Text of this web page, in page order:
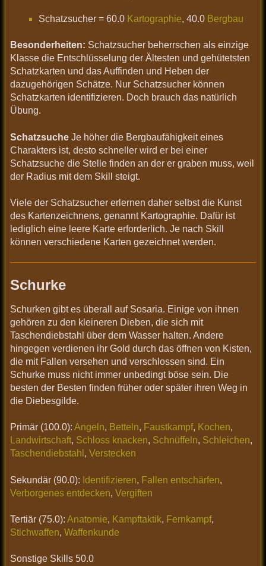
Schatzsucher = 60.0 Kartographie, 40.0 Bergbau
Besonderheiten: Schatzsucher beherrschen als einzige
Klasse die Entschlüsselung der Ältesten und gehütetsten
Schatzkarten und das Auffinden und Heben der
dazugehörigen Schätze. Nur Schatzsucher können
Schatzkarten identifizieren. Doch brauch das natürlich
Übung.
Schatzsuche Je höher die Bergbaufähigkeit eines
Charakters ist, desto schneller wird er bei einer
Schatzsuche die Stelle finden an der er graben muss, weil
der Radius mit dem Skill steigt.
Viele der Schatzsucher erlernen daher selbst die Kunst
des Kartenzeichnens, genannt Kartographie. Dafür ist
lediglich eine leere Karte erforderlich. Je nach Skill
können verschiedene Karten gezeichnet werden.
Schurke
Schurken gibt es überall auf Sosaria. Einige von ihnen
gehören zu den kleineren Dieben, die sich mit
Taschendiebstahl über dem Wasser halten. Andere
hingegen verdienen ihr Gold durch das öffnen von Kisten,
die mit Fallen versehen und verschlossen sind. Ein
Schurke muss nicht immer unbedingt böse sein. Die
besten der Besten finden früher oder später ihren Weg in
die Diebesgilde.
Primär (100.0): Angeln, Betteln, Faustkampf, Kochen,
Landwirtschaft, Schloss knacken, Schnüffeln, Schleichen,
Taschendiebstahl , Verstecken
Sekundär (90.0): Identifizieren, Fallen entschärfen,
Verborgenes entdecken, Vergiften
Tertiär (75.0): Anatomie, Kampftaktik, Fernkampf,
Stichwaffen, Waffenkunde
Sonstige Skills 50.0